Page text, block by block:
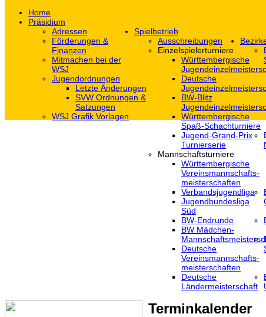
Home
Präsidium
Adressen
Förderungen &
Finanzen
Mitmachen bei der
WSJ
Jugendordnungen
Letzte Änderungen
SVW Ordnungen &
Satzungen
WSJ Grafik Vorlagen
Spielbetrieb
Ausschreibungen
Einzelspielerturniere
Württembergische
Deutsche
BW-Blitz
Württembergische
Spaß-Schachturniere
Jugend-Grand-Prix
Turnierserie
Mannschaftsturniere
Württembergische
Vereinsmannschafts-
meisterschaften
Verbandsjugendliga
Jugendbundesliga
Süd
BW-Endrunde
BW Mädchen-
Deutsche
Vereinsmannschafts-
meisterschaften
Deutsche
Ländermeisterschaft
Terminkalender